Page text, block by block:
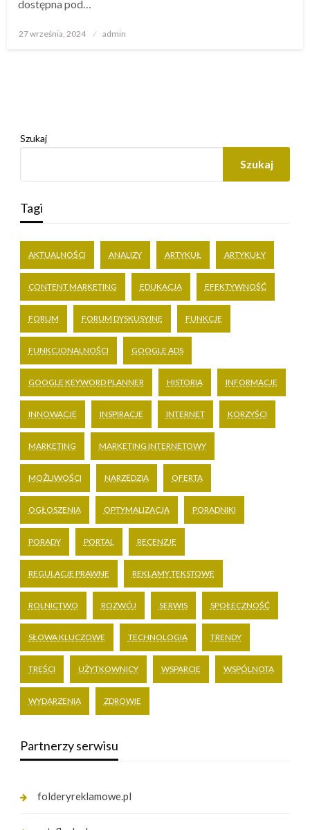
dostępna pod…
Opublikowane
27 września, 2024 admin
Szukaj
Szukaj
Tagi
AKTUALNOŚCI ANALIZY ARTYKUŁ ARTYKUŁY
CONTENT MARKETING EDUKACJA EFEKTYWNOŚĆ
FORUM FORUM DYSKUSYJNE FUNKCJE
FUNKCJONALNOŚCI GOOGLE ADS
GOOGLE KEYWORD PLANNER HISTORIA INFORMACJE
INNOWACJE INSPIRACJE INTERNET KORZYŚCI
MARKETING MARKETING INTERNETOWY
MOŻLIWOŚCI NARZĘDZIA OFERTA
OGŁOSZENIA OPTYMALIZACJA PORADNIKI
PORADY PORTAL RECENZJE
REGULACJE PRAWNE REKLAMY TEKSTOWE
ROLNICTWO ROZWÓJ SERWIS SPOŁECZNOŚĆ
SŁOWA KLUCZOWE TECHNOLOGIA TRENDY
TREŚCI UŻYTKOWNICY WSPARCIE WSPÓLNOTA
WYDARZENIA ZDROWIE
Partnerzy serwisu
folderyreklamowe.pl